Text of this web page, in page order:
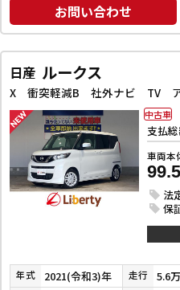
お問い合わせ
日産 ルークス
支払
車両本
99.5
法
保
中古車
年式 2021(令和3)年 走行 5.6